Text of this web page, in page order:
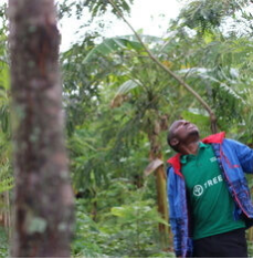
Zum Hauptinhalt springen
Erklärung zur Barrierefreiheit